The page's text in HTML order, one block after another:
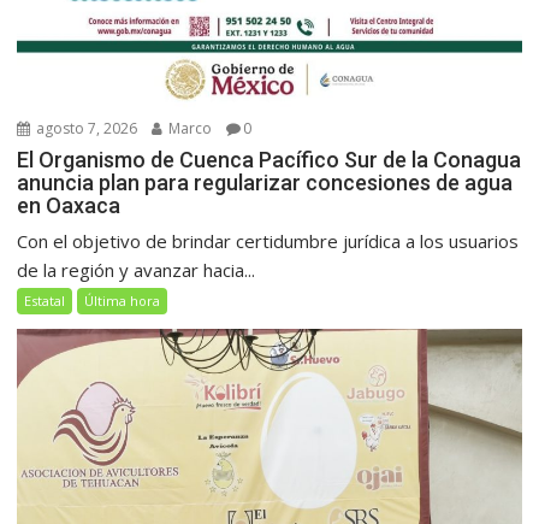
agosto 7, 2026 Marco 0
El Organismo de Cuenca Pacífico Sur de la Conagua
anuncia plan para regularizar concesiones de agua
en Oaxaca
Con el objetivo de brindar certidumbre jurídica a los usuarios
de la región y avanzar hacia...
Estatal Última hora